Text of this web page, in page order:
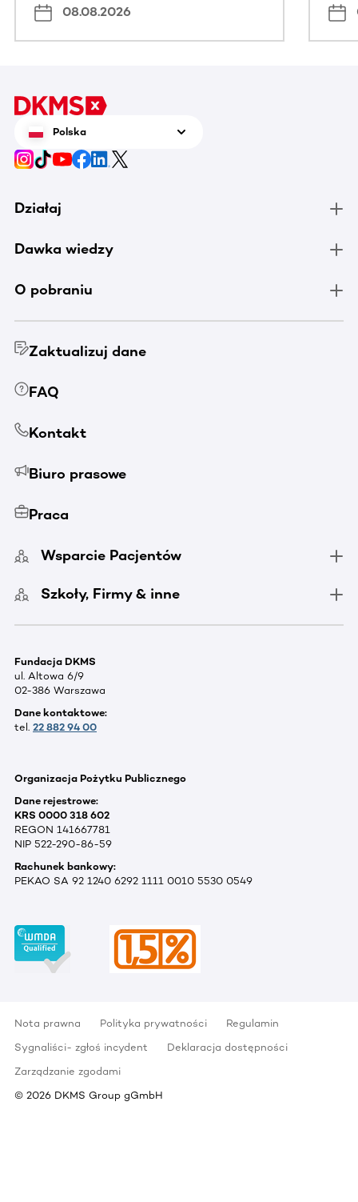
08.08.2026
Polska
Działaj
Dawka wiedzy
O pobraniu
Zaktualizuj dane
FAQ
Kontakt
Biuro prasowe
Praca
Wsparcie Pacjentów
Szkoły, Firmy & inne
Fundacja DKMS
ul. Altowa 6/9
02-386 Warszawa
Dane kontaktowe:
tel. 22 882 94 00
Organizacja Pożytku Publicznego
Dane rejestrowe:
KRS 0000 318 602
REGON 141667781
NIP 522-290-86-59
Rachunek bankowy:
PEKAO SA 92 1240 6292 1111 0010 5530 0549
Nota prawna Polityka prywatności
Regulamin
Sygnaliści- zgłoś incydent
Deklaracja dostępności
Zarządzanie zgodami
© 2026 DKMS Group gGmbH